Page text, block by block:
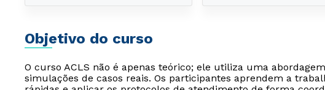
Objetivo do curso
O curso ACLS não é apenas teórico; ele utiliza uma
simulações de casos reais. Os participantes aprendem a